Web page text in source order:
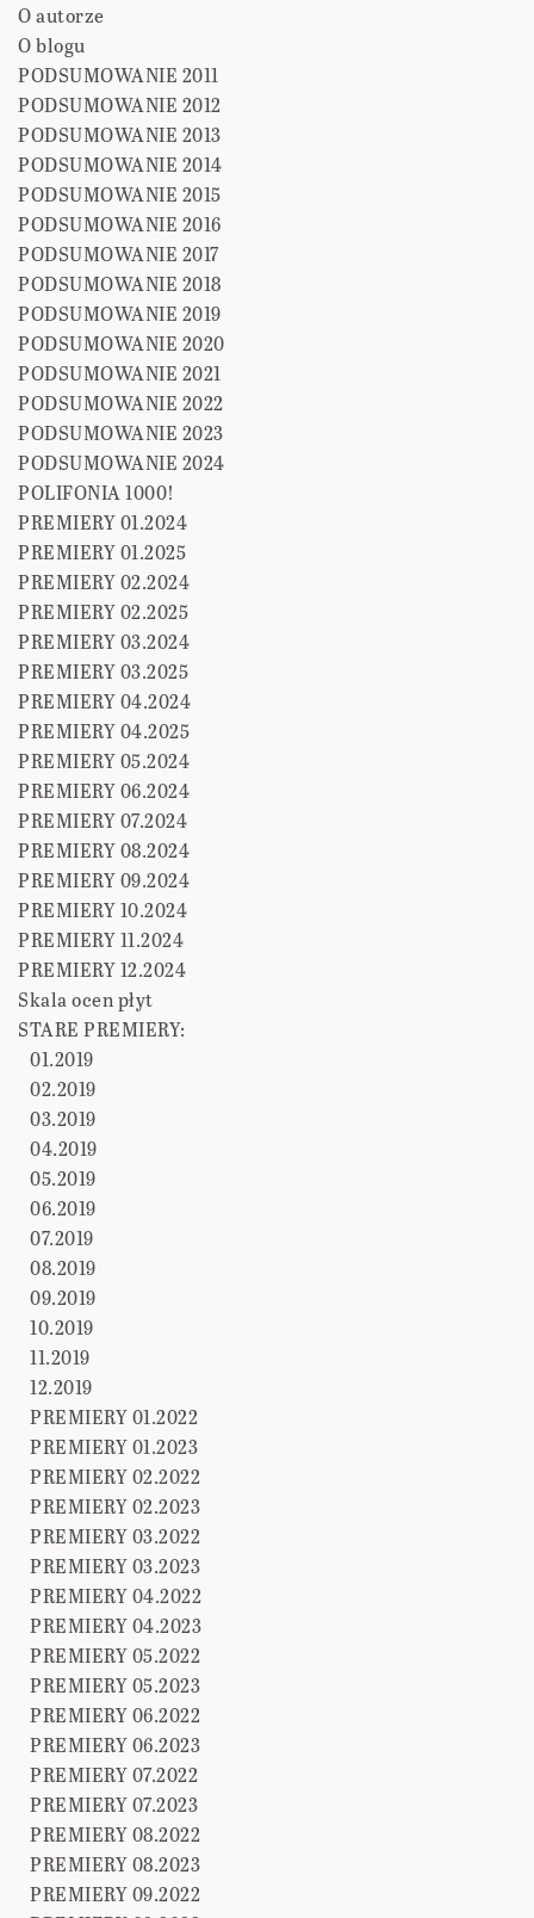
O autorze
O blogu
PODSUMOWANIE 2011
PODSUMOWANIE 2012
PODSUMOWANIE 2013
PODSUMOWANIE 2014
PODSUMOWANIE 2015
PODSUMOWANIE 2016
PODSUMOWANIE 2017
PODSUMOWANIE 2018
PODSUMOWANIE 2019
PODSUMOWANIE 2020
PODSUMOWANIE 2021
PODSUMOWANIE 2022
PODSUMOWANIE 2023
PODSUMOWANIE 2024
POLIFONIA 1000!
PREMIERY 01.2024
PREMIERY 01.2025
PREMIERY 02.2024
PREMIERY 02.2025
PREMIERY 03.2024
PREMIERY 03.2025
PREMIERY 04.2024
PREMIERY 04.2025
PREMIERY 05.2024
PREMIERY 06.2024
PREMIERY 07.2024
PREMIERY 08.2024
PREMIERY 09.2024
PREMIERY 10.2024
PREMIERY 11.2024
PREMIERY 12.2024
Skala ocen płyt
STARE PREMIERY:
01.2019
02.2019
03.2019
04.2019
05.2019
06.2019
07.2019
08.2019
09.2019
10.2019
11.2019
12.2019
PREMIERY 01.2022
PREMIERY 01.2023
PREMIERY 02.2022
PREMIERY 02.2023
PREMIERY 03.2022
PREMIERY 03.2023
PREMIERY 04.2022
PREMIERY 04.2023
PREMIERY 05.2022
PREMIERY 05.2023
PREMIERY 06.2022
PREMIERY 06.2023
PREMIERY 07.2022
PREMIERY 07.2023
PREMIERY 08.2022
PREMIERY 08.2023
PREMIERY 09.2022